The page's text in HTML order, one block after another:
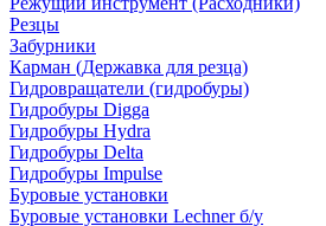
Резцы
Забурники
Карман (Державка для резца)
Гидровращатели (гидробуры)
Гидробуры Digga
Гидробуры Hydra
Гидробуры Delta
Гидробуры Impulse
Буровые установки
Буровые установки Lechner б/у